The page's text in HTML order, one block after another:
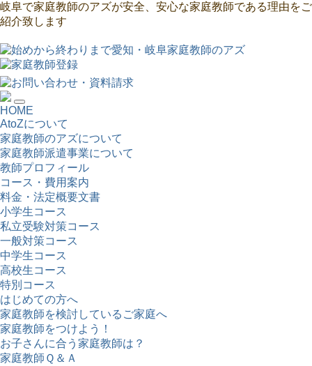
岐阜で家庭教師のアズが安全、安心な家庭教師である理由をご
紹介致します
HOME
AtoZについて
家庭教師のアズについて
家庭教師派遣事業について
教師プロフィール
コース・費用案内
料金・法定概要文書
小学生コース
私立受験対策コース
一般対策コース
中学生コース
高校生コース
特別コース
はじめての方へ
家庭教師を検討しているご家庭へ
家庭教師をつけよう！
お子さんに合う家庭教師は？
家庭教師Ｑ＆Ａ